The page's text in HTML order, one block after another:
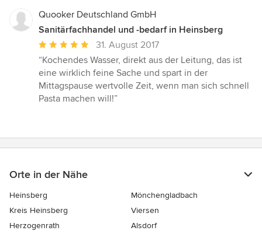
Quooker Deutschland GmbH
Sanitärfachhandel und -bedarf in Heinsberg
Durchschnittliche
Bewertung:
5
von
5
31. August 2017
“Kochendes Wasser, direkt aus der Leitung, das ist
eine wirklich feine Sache und spart in der
Mittagspause wertvolle Zeit, wenn man sich schnell
Pasta machen will!”
Orte in der Nähe
Heinsberg
Mönchengladbach
Kreis Heinsberg
Viersen
Herzogenrath
Alsdorf